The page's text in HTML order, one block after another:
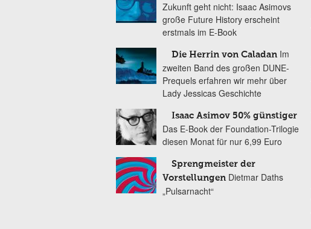
Zukunft geht nicht: Isaac Asimovs
große Future History erscheint
erstmals im E-Book
Die Herrin von Caladan Im
zweiten Band des großen DUNE-
Prequels erfahren wir mehr über
Lady Jessicas Geschichte
Isaac Asimov 50% günstiger
Das E-Book der Foundation-Trilogie
diesen Monat für nur 6,99 Euro
Sprengmeister der
Vorstellungen Dietmar Daths
„Pulsarnacht“